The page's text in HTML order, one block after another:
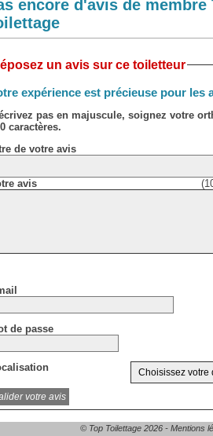
encore d'avis de membre
un avis sur ce toiletteur
expérience est précieuse pour les
pas en majuscule, soignez votre
caractères.
de votre avis
avis
de passe
© Top Toilettage 2026 - Mentions